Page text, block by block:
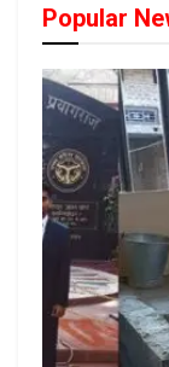
Popular